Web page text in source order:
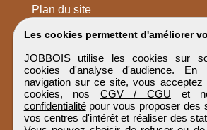
Les cookies permettent d'améliorer
JOBBOIS utilise les cookies sur
cookies d'analyse d'audience. En
navigation sur ce site, vous acceptez
cookies, nos CGV / CGU et
confidentialitépour vous proposer des
vos centres d'intérêt et réaliser des
Plan du site